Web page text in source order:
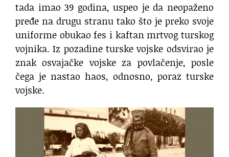
tada imao 39 godina, uspeo je da neopaženo
pređe na drugu stranu tako što je preko svoje
uniforme obukao fes i kaftan mrtvog turskog
vojnika. Iz pozadine turske vojske odsvirao je
znak osvajačke vojske za povlačenje, posle
čega je nastao haos, odnosno, poraz turske
vojske.